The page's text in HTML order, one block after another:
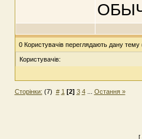
0 Користувачів переглядають дану тему
Користувачів:
Сторінки: (7) # 1 [2] 3 4... Остання »
[